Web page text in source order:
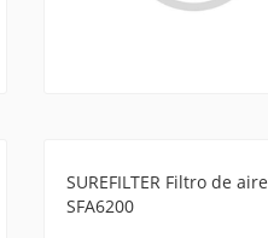
SUREFILTER Filtro de aire
SFA6200